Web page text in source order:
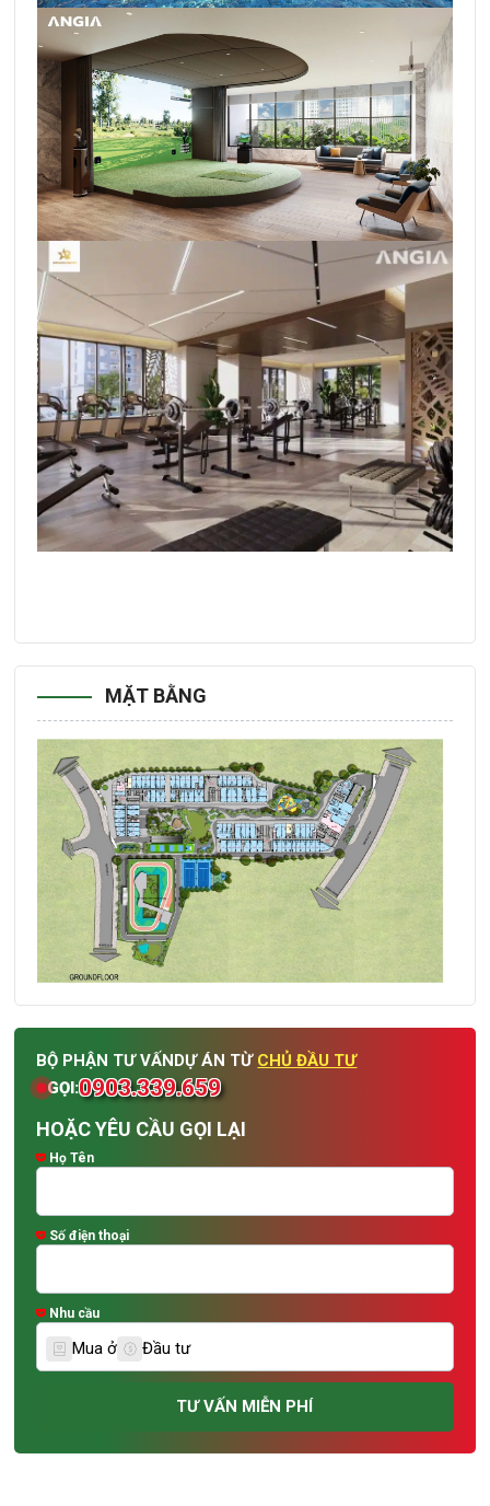
MẶT BẰNG
BỘ PHẬN TƯ VẤNDỰ ÁN TỪ CHỦ ĐẦU TƯ
GỌI:0903.339.659
HOẶC YÊU CẦU GỌI LẠI
Họ Tên
Số điện thoại
Nhu cầu
Mua ở Đầu tư
TƯ VẤN MIỄN PHÍ